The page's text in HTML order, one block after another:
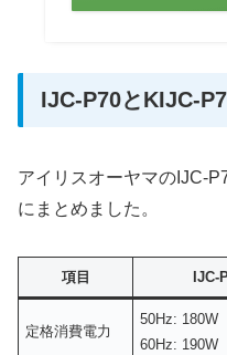
IJC-P70とKIJC-
アイリスオーヤマのIJC-
にまとめました。
項目 IJC-
定格消費電力
50Hz: 180W
60Hz: 190W